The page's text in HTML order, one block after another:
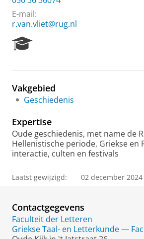
E-mail:
r.van.vliet@rug.nl
e
r
c
P
o
r
t
Vakgebied
Geschiedenis
Expertise
Oude geschiedenis, met name de
Hellenistische periode, Griekse en
interactie, culten en festivals
Laatst gewijzigd: 02 december 2024
Contactgegevens
Faculteit der Letteren
Griekse Taal- en Letterkunde —